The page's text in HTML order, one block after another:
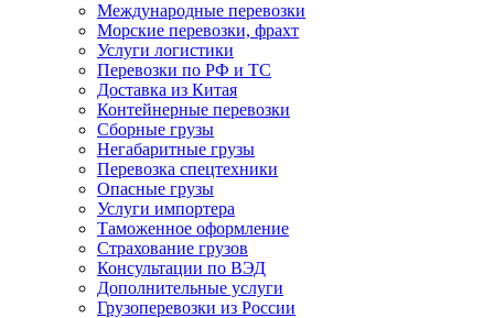
Международные перевозки
Морские перевозки, фрахт
Услуги логистики
Перевозки по РФ и ТС
Доставка из Китая
Контейнерные перевозки
Сборные грузы
Негабаритные грузы
Перевозка спецтехники
Опасные грузы
Услуги импортера
Таможенное оформление
Страхование грузов
Консультации по ВЭД
Дополнительные услуги
Грузоперевозки из России